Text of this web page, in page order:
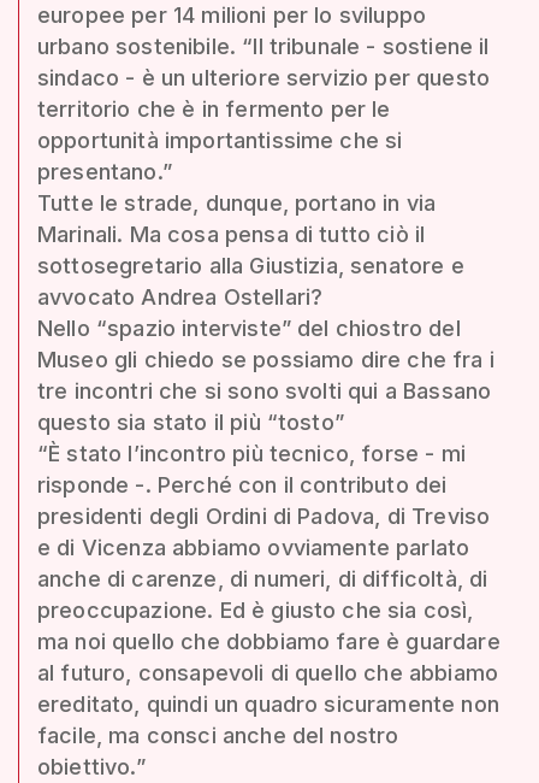
europee per 14 milioni per lo sviluppo
urbano sostenibile. “Il tribunale - sostiene il
sindaco - è un ulteriore servizio per questo
territorio che è in fermento per le
opportunità importantissime che si
presentano.”
Tutte le strade, dunque, portano in via
Marinali. Ma cosa pensa di tutto ciò il
sottosegretario alla Giustizia, senatore e
avvocato Andrea Ostellari?
Nello “spazio interviste” del chiostro del
Museo gli chiedo se possiamo dire che fra i
tre incontri che si sono svolti qui a Bassano
questo sia stato il più “tosto”
“È stato l’incontro più tecnico, forse - mi
risponde -. Perché con il contributo dei
presidenti degli Ordini di Padova, di Treviso
e di Vicenza abbiamo ovviamente parlato
anche di carenze, di numeri, di difficoltà, di
preoccupazione. Ed è giusto che sia così,
ma noi quello che dobbiamo fare è guardare
al futuro, consapevoli di quello che abbiamo
ereditato, quindi un quadro sicuramente non
facile, ma consci anche del nostro
obiettivo.”